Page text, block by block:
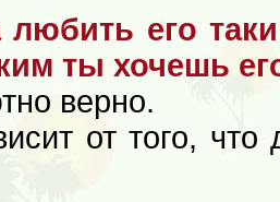
его
ты хочешь
верно.
от того, что